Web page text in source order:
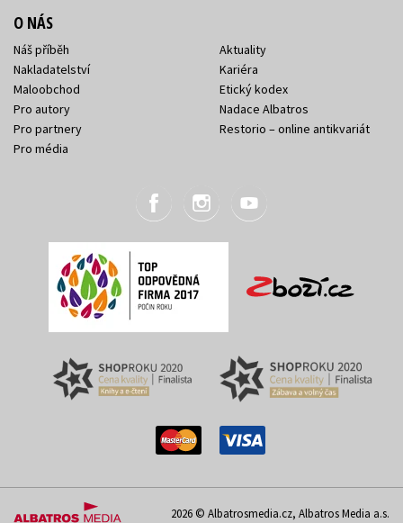
O NÁS
Náš příběh
Nakladatelství
Maloobchod
Pro autory
Pro partnery
Pro média
Aktuality
Kariéra
Etický kodex
Nadace Albatros
Restorio – online antikvariát
2026 © Albatrosmedia.cz, Albatros Media a.s.